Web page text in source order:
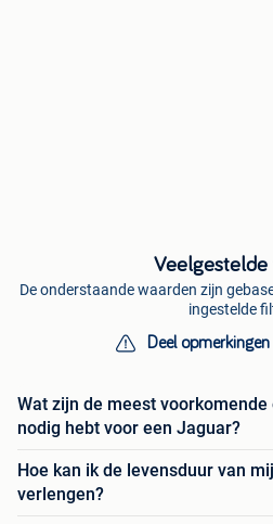
Veelgestelde
De onderstaande waarden zijn
ingestelde
Deel
Wat zijn de meest
nodig hebt voor een Jaguar?
Hoe kan ik de levensduur van
verlengen?